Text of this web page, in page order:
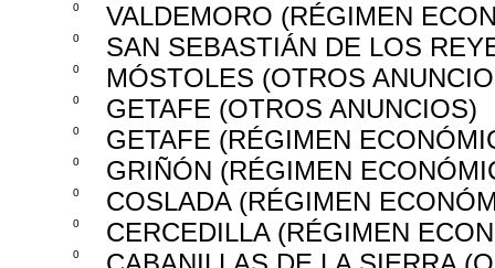
0 VALDEMORO (RÉGIMEN
0 SAN SEBASTIÁN DE LOS
0 MÓSTOLES (OTROS
0 GETAFE (OTROS ANUNCIOS)
0 GETAFE (RÉGIMEN
0 GRIÑÓN (RÉGIMEN
0 COSLADA (RÉGIMEN
0 CERCEDILLA (RÉGIMEN
0